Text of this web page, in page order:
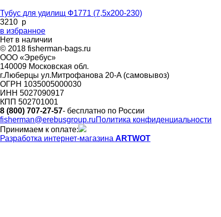
Тубус для удилищ Ф1771 (7,5х200-230)
3210 p
в избранное
Нет в наличии
© 2018 fisherman-bags.ru
ООО «Эребус»
140009 Московская обл.
г.Люберцы ул.Митрофанова 20-A (самовывоз)
ОГРН 1035005000030
ИНН 5027090917
КПП 502701001
8 (800) 707-27-57- бесплатно по России
fisherman@erebusgroup.ruПолитика конфиденциальности
Принимаем к оплате:
Разработка интернет-магазина ARTWOT